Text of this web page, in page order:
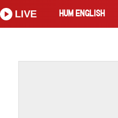
HUM ENGLISH
LIVE